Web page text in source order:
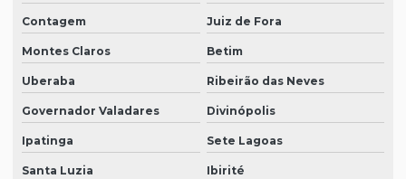
Contagem Juiz de Fora
Montes Claros Betim
Uberaba Ribeirão das Neves
Governador Valadares Divinópolis
Ipatinga Sete Lagoas
Santa Luzia Ibirité